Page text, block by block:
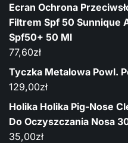
Ecran Ochrona
Filtrem Spf 50 Sunnique
Spf50+ 50 Ml
77,60zł
Tyczka Metalowa Powl.
129,00zł
Holika Holika Pig-Nose
Do Oczyszczania Nosa
35,00zł